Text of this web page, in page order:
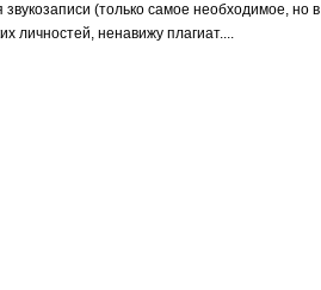
(только самое необходимое, но в
личностей, ненавижу плагиат....